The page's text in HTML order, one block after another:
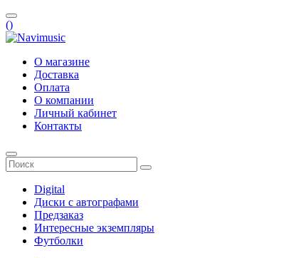
()
О магазине
Доставка
Оплата
О компании
Личный кабинет
Контакты
Digital
Диски с автографами
Предзаказ
Интересные экземпляры
Футболки